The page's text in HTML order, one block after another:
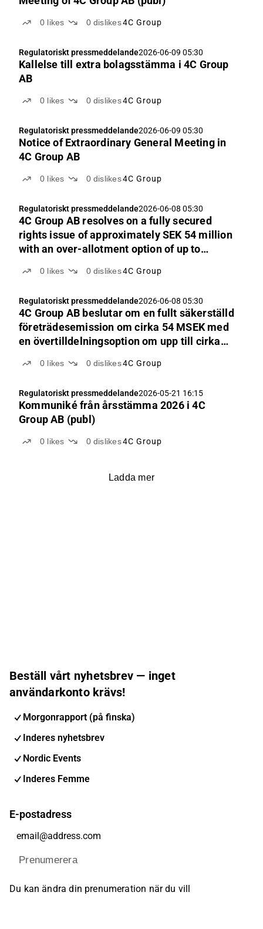
0 likes 0 dislikes4C Group
Regulatoriskt pressmeddelande2026-06-09 05:30
Kallelse till extra bolagsstämma i 4C Group
AB
0 likes 0 dislikes4C Group
Regulatoriskt pressmeddelande2026-06-09 05:30
Notice of Extraordinary General Meeting in
4C Group AB
0 likes 0 dislikes4C Group
Regulatoriskt pressmeddelande2026-06-08 05:30
4C Group AB resolves on a fully secured
rights issue of approximately SEK 54 million
with an over-allotment option of up to
approval by an Extraordinary General
0 likes 0 dislikes4C Group
Regulatoriskt pressmeddelande2026-06-08 05:30
4C Group AB beslutar om en fullt säkerställd
företrädesemission om cirka 54 MSEK med
en övertilldelningsoption om upp till cirka
extra bolagsstämma
0 likes 0 dislikes4C Group
Regulatoriskt pressmeddelande2026-05-21 16:15
Kommuniké från årsstämma 2026 i 4C
Group AB (publ)
0 likes 0 dislikes4C Group
Ladda mer
Beställ vårt nyhetsbrev — inget
användarkonto krävs!
Morgonrapport (på finska)
Inderes nyhetsbrev
Nordic Events
Inderes Femme
E-postadress
Prenumerera
Du kan ändra din prenumeration när du vill